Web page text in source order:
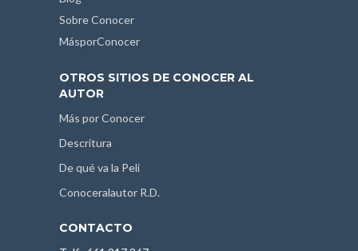
Sobre Conocer
MásporConocer
OTROS SITIOS DE CONOCER AL
AUTOR
Más por Conocer
Descritura
De qué va la Peli
Conoceralautor R.D.
CONTACTO